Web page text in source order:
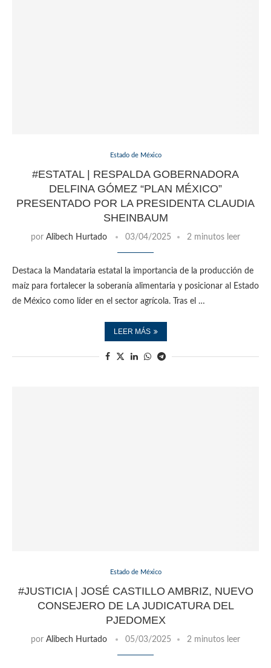
Estado de México
#ESTATAL | RESPALDA GOBERNADORA
DELFINA GÓMEZ “PLAN MÉXICO”
PRESENTADO POR LA PRESIDENTA CLAUDIA
SHEINBAUM
por Alibech Hurtado 03/04/2025 2 minutos leer
Destaca la Mandataria estatal la importancia de la producción de
maíz para fortalecer la soberanía alimentaria y posicionar al Estado
de México como líder en el sector agrícola. Tras el …
LEER MÁS
Estado de México
#JUSTICIA | JOSÉ CASTILLO AMBRIZ, NUEVO
CONSEJERO DE LA JUDICATURA DEL
PJEDOMEX
por Alibech Hurtado 05/03/2025 2 minutos leer